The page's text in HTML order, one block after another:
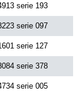
serie 193
serie 097
serie 127
serie 378
serie 005